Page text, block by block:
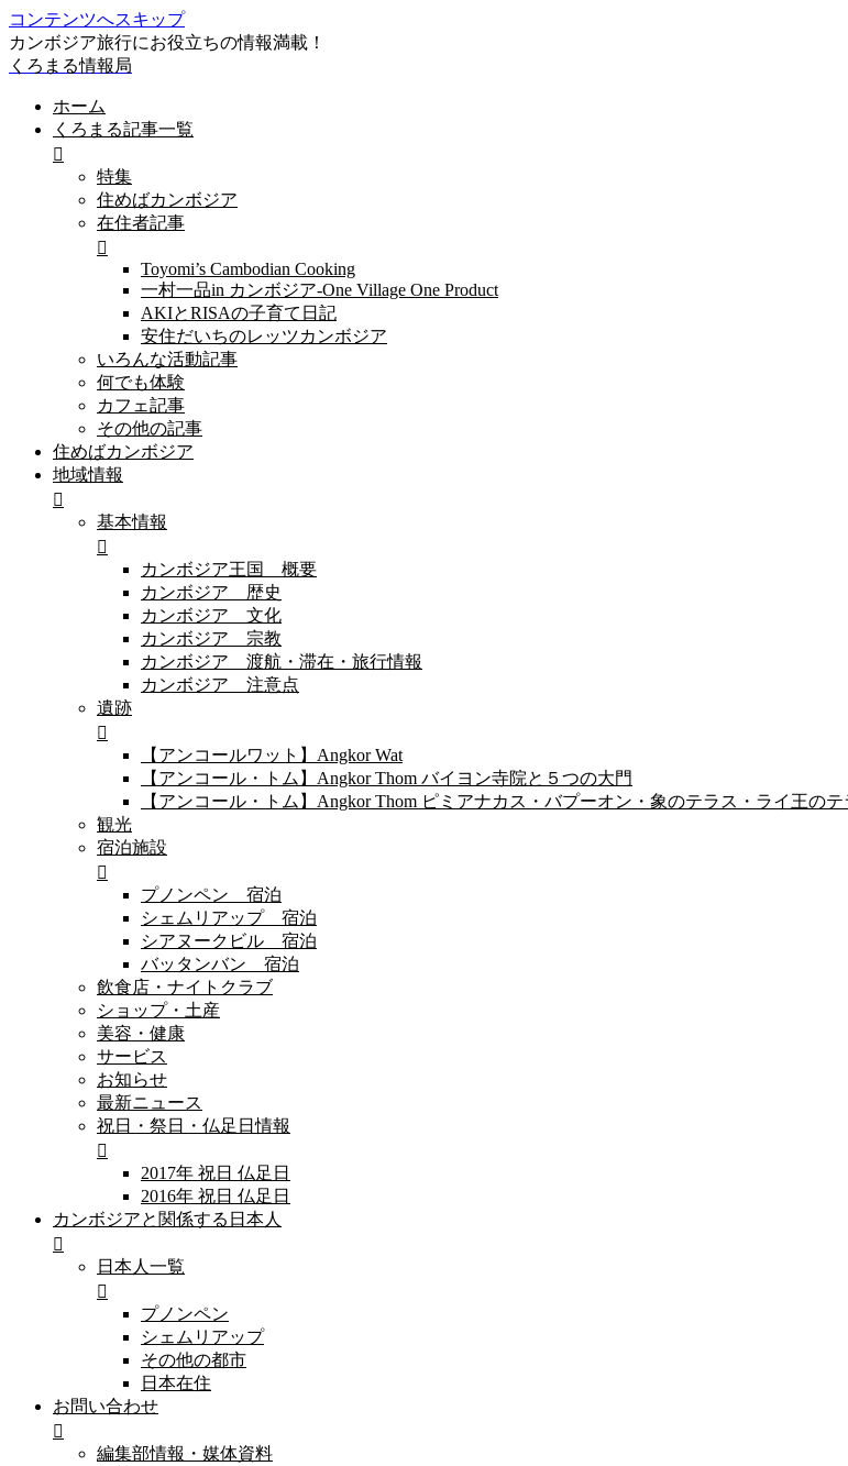
コンテンツへスキップ
カンボジア旅行にお役立ちの情報満載！
くろまる情報局
ホーム
くろまる記事一覧
特集
住めばカンボジア
在住者記事
Toyomi’s Cambodian Cooking
一村一品in カンボジア-One Village One Product
AKIとRISAの子育て日記
安住だいちのレッツカンボジア
いろんな活動記事
何でも体験
カフェ記事
その他の記事
住めばカンボジア
地域情報
基本情報
カンボジア王国 概要
カンボジア 歴史
カンボジア 文化
カンボジア 宗教
カンボジア 渡航・滞在・旅行情報
カンボジア 注意点
遺跡
【アンコールワット】Angkor Wat
【アンコール・トム】Angkor Thom バイヨン寺院と５つの大門
【アンコール・トム】Angkor Thom ピミアナカス・バプーオン・象のテラス・ライ王のテ
観光
宿泊施設
プノンペン 宿泊
シェムリアップ 宿泊
シアヌークビル 宿泊
バッタンバン 宿泊
飲食店・ナイトクラブ
ショップ・土産
美容・健康
サービス
お知らせ
最新ニュース
祝日・祭日・仏足日情報
2017年 祝日 仏足日
2016年 祝日 仏足日
カンボジアと関係する日本人
日本人一覧
プノンペン
シェムリアップ
その他の都市
日本在住
お問い合わせ
編集部情報・媒体資料